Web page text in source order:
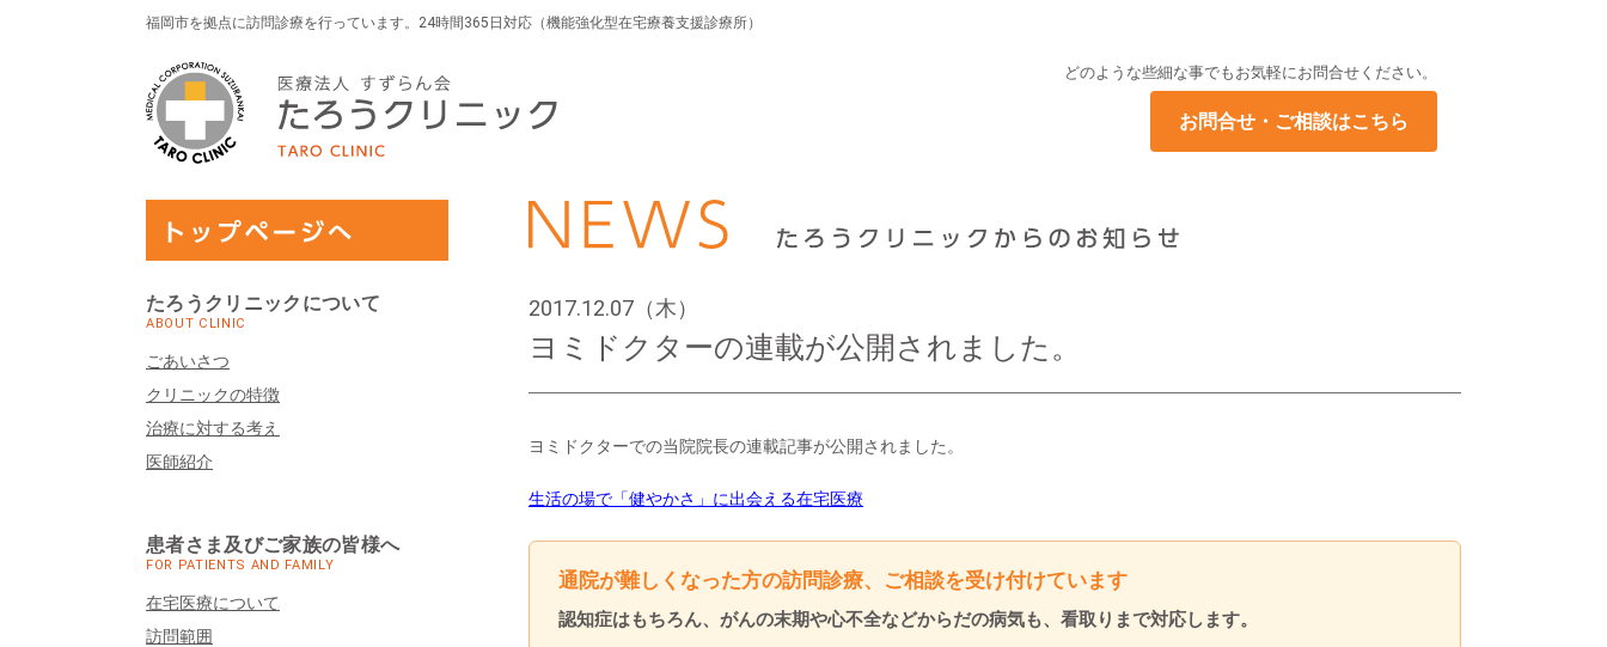
福岡市を拠点に訪問診療を行っています。24時間365日対応（機能強化型在宅療養支援診療所）
どのような些細な事でもお気軽にお問合せください。
お問合せ・ご相談はこちら
たろうクリニックについて
ABOUT CLINIC
ごあいさつ
クリニックの特徴
治療に対する考え
医師紹介
患者さま及びご家族の皆様へ
FOR PATIENTS AND FAMILY
在宅医療について
訪問範囲
2017.12.07（木）
ヨミドクターの連載が公開されました。
ヨミドクターでの当院院長の連載記事が公開されました。
生活の場で「健やかさ」に出会える在宅医療
通院が難しくなった方の訪問診療、ご相談を受け付けています
認知症はもちろん、がんの末期や心不全などからだの病気も、看取りまで対応します。